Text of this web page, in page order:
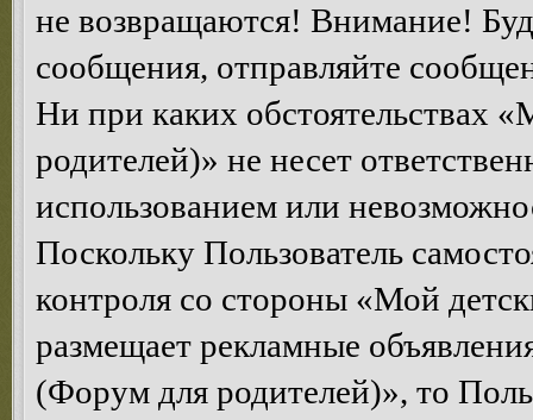
не возвращаются! Внимание!
сообщения, отправляйте
Ни при каких обстоятельствах
родителей)» не несет
использованием или
Поскольку Пользователь
контроля со стороны «Мой
размещает рекламные
(Форум для родителей)», то